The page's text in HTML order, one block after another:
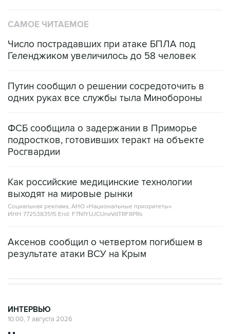
САМОЕ ЧИТАЕМОЕ
Число пострадавших при атаке БПЛА под
Геленджиком увеличилось до 58 человек
Путин сообщил о решении сосредоточить в
одних руках все службы тыла Минобороны
ФСБ сообщила о задержании в Приморье
подростков, готовивших теракт на объекте
Росгвардии
Как российские медицинские технологии
выходят на мировые рынки
Социальная реклама, АНО «Национальные приоритеты».
ИНН 7725383515 Erid: F7NfYUJCUneVdTRF8PRs
Аксенов сообщил о четвертом погибшем в
результате атаки ВСУ на Крым
ИНТЕРВЬЮ
10:00, 7 августа 2026